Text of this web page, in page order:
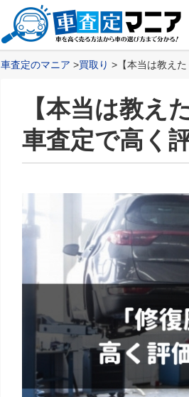
車査定のマニア 買取り 【本当は教え
【本当は教え
車査定で高く